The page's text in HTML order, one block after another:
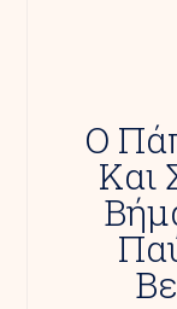
Ο
Και